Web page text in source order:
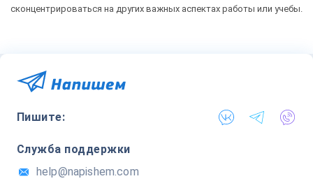
сконцентрироваться на других важных аспектах работы или учебы.
Пишите:
Служба поддержки
help@napishem.com